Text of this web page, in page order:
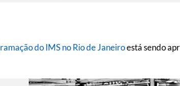
do IMS no Rio de Janeiroestá sendo